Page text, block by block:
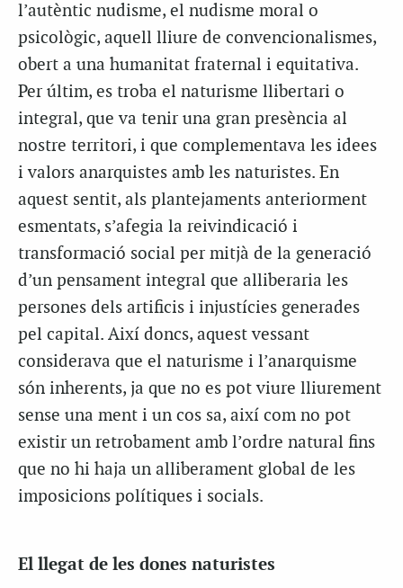
l’autèntic nudisme, el nudisme moral o
psicològic, aquell lliure de convencionalismes,
obert a una humanitat fraternal i equitativa.
Per últim, es troba el naturisme llibertari o
integral, que va tenir una gran presència al
nostre territori, i que complementava les idees
i valors anarquistes amb les naturistes. En
aquest sentit, als plantejaments anteriorment
esmentats, s’afegia la reivindicació i
transformació social per mitjà de la generació
d’un pensament integral que alliberaria les
persones dels artificis i injustícies generades
pel capital. Així doncs, aquest vessant
considerava que el naturisme i l’anarquisme
són inherents, ja que no es pot viure lliurement
sense una ment i un cos sa, així com no pot
existir un retrobament amb l’ordre natural fins
que no hi haja un alliberament global de les
imposicions polítiques i socials.
El llegat de les dones naturistes